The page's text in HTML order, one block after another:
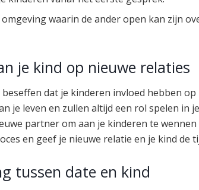
waarin de ander open kan zijn
je kind op nieuwe relaties
dat je kinderen invloed hebben op
je leven en zullen altijd een rol spelen in
partner om aan je kinderen te wennen
en geef je nieuwe relatie en je kind de
tussen date en kind